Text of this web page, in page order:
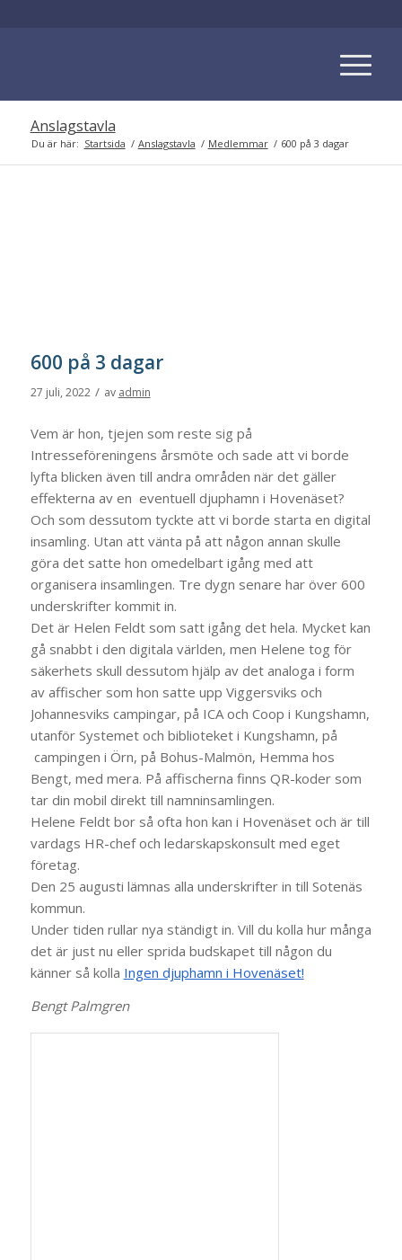
Anslagstavla
Du är här: Startsida / Anslagstavla / Medlemmar / 600 på 3 dagar
600 på 3 dagar
27 juli, 2022 / av admin
Vem är hon, tjejen som reste sig på
Intresseföreningens årsmöte och sade att vi borde
lyfta blicken även till andra områden när det gäller
effekterna av en eventuell djuphamn i Hovenäset?
Och som dessutom tyckte att vi borde starta en digital
insamling. Utan att vänta på att någon annan skulle
göra det satte hon omedelbart igång med att
organisera insamlingen. Tre dygn senare har över 600
underskrifter kommit in.
Det är Helen Feldt som satt igång det hela. Mycket kan
gå snabbt i den digitala världen, men Helene tog för
säkerhets skull dessutom hjälp av det analoga i form
av affischer som hon satte upp Viggersviks och
Johannesviks campingar, på ICA och Coop i Kungshamn,
utanför Systemet och biblioteket i Kungshamn, på
campingen i Örn, på Bohus-Malmön, Hemma hos
Bengt, med mera. På affischerna finns QR-koder som
tar din mobil direkt till namninsamlingen.
Helene Feldt bor så ofta hon kan i Hovenäset och är till
vardags HR-chef och ledarskapskonsult med eget
företag.
Den 25 augusti lämnas alla underskrifter in till Sotenäs
kommun.
Under tiden rullar nya ständigt in. Vill du kolla hur många
det är just nu eller sprida budskapet till någon du
känner så kolla Ingen djuphamn i Hovenäset!
Bengt Palmgren